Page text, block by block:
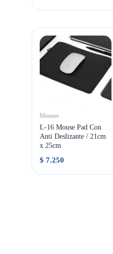
Mouses
L-16 Mouse Pad Con
Anti Deslizante / 21cm
x 25cm
$ 7.250